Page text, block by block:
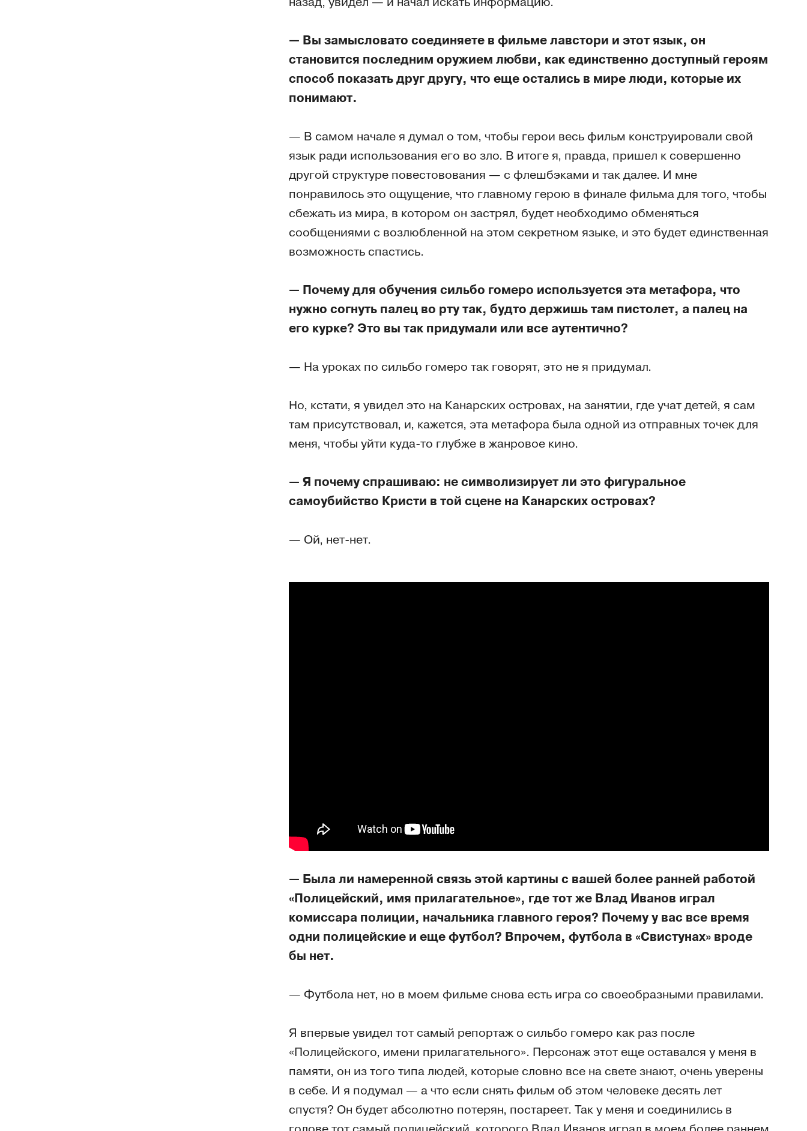
— Вы замысловато соединяете в фильме лавстори и этот язык, он
становится последним оружием любви, как единственно доступный героям
способ показать друг другу, что еще остались в мире люди, которые их
понимают.
— В самом начале я думал о том, чтобы герои весь фильм конструировали свой
язык ради использования его во зло. В итоге я, правда, пришел к совершенно
другой структуре повестовования — с флешбэками и так далее. И мне
понравилось это ощущение, что главному герою в финале фильма для того, чтобы
сбежать из мира, в котором он застрял, будет необходимо обменяться
сообщениями с возлюбленной на этом секретном языке, и это будет единственная
возможность спастись.
— Почему для обучения сильбо гомеро используется эта метафора, что
нужно согнуть палец во рту так, будто держишь там пистолет, а палец на
его курке? Это вы так придумали или все аутентично?
— На уроках по сильбо гомеро так говорят, это не я придумал.
Но, кстати, я увидел это на Канарских островах, на занятии, где учат детей, я сам
там присутствовал, и, кажется, эта метафора была одной из отправных точек для
меня, чтобы уйти куда-то глубже в жанровое кино.
— Я почему спрашиваю: не символизирует ли это фигуральное
самоубийство Кристи в той сцене на Канарских островах?
— Ой, нет-нет.
— Была ли намеренной связь этой картины с вашей более ранней работой
«Полицейский, имя прилагательное», где тот же Влад Иванов играл
комиссара полиции, начальника главного героя? Почему у вас все время
одни полицейские и еще футбол? Впрочем, футбола в «Свистунах» вроде
бы нет.
— Футбола нет, но в моем фильме снова есть игра со своеобразными правилами.
Я впервые увидел тот самый репортаж о сильбо гомеро как раз после
«Полицейского, имени прилагательного». Персонаж этот еще оставался у меня в
памяти, он из того типа людей, которые словно все на свете знают, очень уверены
в себе. И я подумал — а что если снять фильм об этом человеке десять лет
спустя? Он будет абсолютно потерян, постареет. Так у меня и соединились в